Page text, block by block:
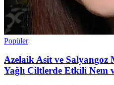
Popüler
Azelaik Asit ve
Yağlı Ciltlerde Etkili Nem